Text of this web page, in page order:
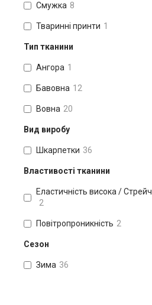
Смужка 8
Тваринні принти 1
Тип тканини
Ангора 1
Бавовна 12
Вовна 20
Вид виробу
Шкарпетки 36
Властивості тканини
Еластичність висока / Стрейч
2
Повітропроникність 2
Сезон
Зима 36